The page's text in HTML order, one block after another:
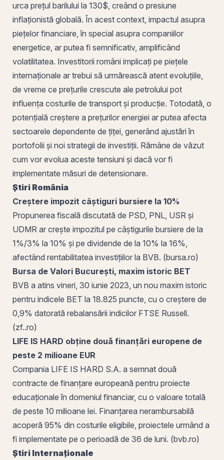
urca prețul barilului la 130$, creând o presiune
inflaționistă globală. În acest context, impactul asupra
piețelor financiare, în special asupra companiilor
energetice, ar putea fi semnificativ, amplificând
volatilitatea. Investitorii români implicați pe piețele
internaționale ar trebui să urmărească atent evoluțiile,
de vreme ce prețurile crescute ale petrolului pot
influența costurile de transport și producție. Totodată, o
potențială creștere a prețurilor energiei ar putea afecta
sectoarele dependente de țiței, generând ajustări în
portofolii și noi strategii de investiții. Rămâne de văzut
cum vor evolua aceste tensiuni și dacă vor fi
implementate măsuri de detensionare.
Știri România
Creștere impozit câștiguri bursiere la 10%
Propunerea fiscală discutată de PSD, PNL, USR și
UDMR ar crește impozitul pe câștigurile bursiere de la
1%/3% la 10% și pe dividende de la 10% la 16%,
afectând rentabilitatea investițiilor la BVB. (bursa.ro)
Bursa de Valori București, maxim istoric BET
BVB a atins vineri, 30 iunie 2023, un nou maxim istoric
pentru indicele BET la 18.825 puncte, cu o creștere de
0,9% datorată rebalansării indicilor FTSE Russell.
(zf..ro)
LIFE IS HARD obține două finanțări europene de
peste 2 milioane EUR
Compania LIFE IS HARD S.A. a semnat două
contracte de finanțare europeană pentru proiecte
educaționale în domeniul financiar, cu o valoare totală
de peste 10 milioane lei. Finanțarea nerambursabilă
acoperă 95% din costurile eligibile, proiectele urmând a
fi implementate pe o perioadă de 36 de luni. (bvb.ro)
Știri Internaționale